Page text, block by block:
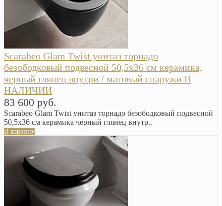
Scarabeo Glam Twist унитаз торнадо
безободковый подвесной 50,5х36 см керамика,
черный глянец внутри / матовый снаружи В
НАЛИЧИИ
83 600 руб.
Scarabeo Glam Twist унитаз торнадо безободковый подвесной
50,5х36 см керамика черный глянец внутр..
В корзину